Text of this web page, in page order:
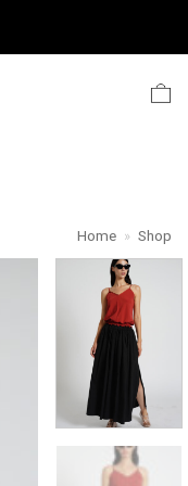
content
Home » Shop